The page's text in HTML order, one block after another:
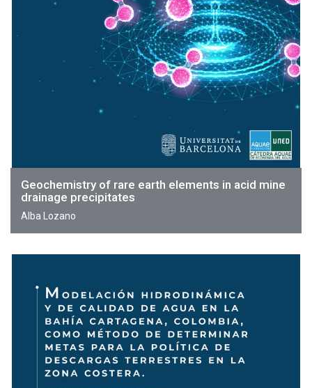
Geochemistry of rare earth elements in acid mine
drainage precipitates
Alba Lozano